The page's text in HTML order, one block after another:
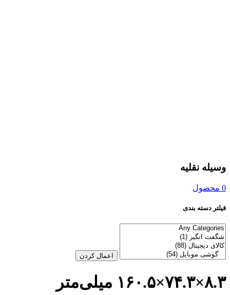
وسیله نقلیه
0 محصول
فیلتر دسته بندی
اعمال کردن
۸.۳×۷۴.۳×۱۶۰.۵ میلی‌متر